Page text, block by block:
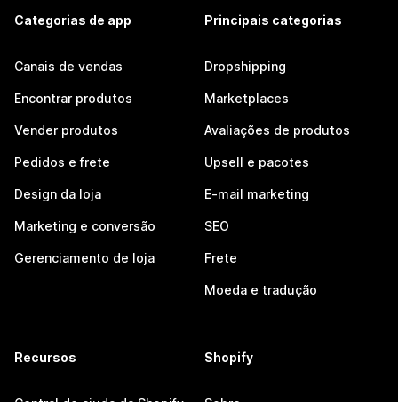
Categorias de app
Canais de vendas
Encontrar produtos
Vender produtos
Pedidos e frete
Design da loja
Marketing e conversão
Gerenciamento de loja
Principais categorias
Dropshipping
Marketplaces
Avaliações de produtos
Upsell e pacotes
E-mail marketing
SEO
Frete
Moeda e tradução
Recursos Shopify